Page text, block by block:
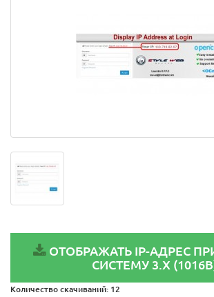
ОТОБРАЖАТЬ IP-АДРЕС
СИСТЕМУ 3.X
Количество скачиваний: 12